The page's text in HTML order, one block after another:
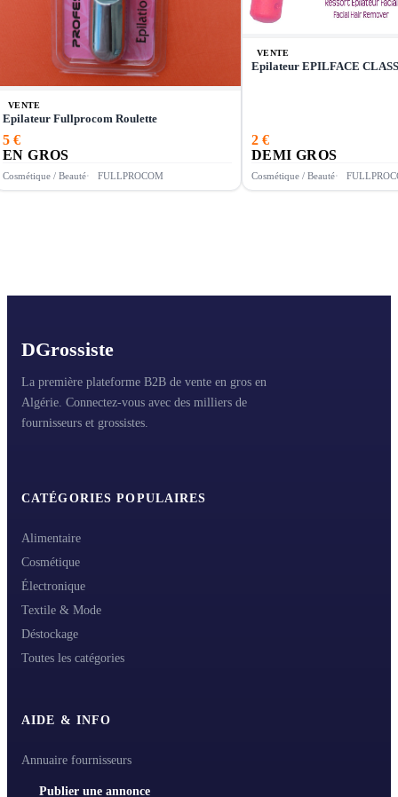
VENTE
Epilateur Fullprocom Roulette
5 €
EN GROS
Cosmétique / Beauté FULLPROCOM
VENTE
Epilateur EPILFACE
2 €
DEMI GROS
Cosmétique / Beauté
DGrossiste
La première plateforme B2B de vente en gros en
Algérie. Connectez-vous avec des milliers de
fournisseurs et grossistes.
CATÉGORIES POPULAIRES
Alimentaire
Cosmétique
Électronique
Textile & Mode
Déstockage
Toutes les catégories
AIDE & INFO
Annuaire fournisseurs
Publier une annonce